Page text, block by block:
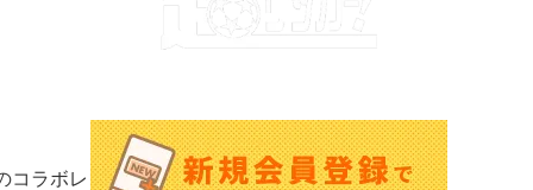
コラボレ